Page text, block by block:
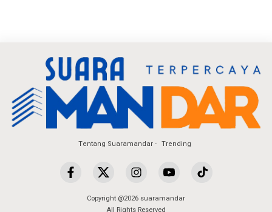
Tentang Suaramandar Trending
Copyright @2026 suaramandar
All Rights Reserved